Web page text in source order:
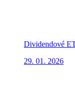
Dividendové
29. 01. 2026